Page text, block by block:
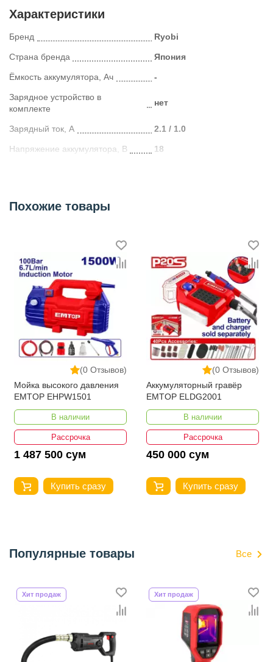
Характеристики
Бренд Ryobi
Страна бренда Япония
Ёмкость аккумулятора, Ач -
Зарядное устройство в
комплекте
нет
Зарядный ток, А 2.1 / 1.0
Напряжение аккумулятора, В 18
Похожие товары
(0 Отзывов)
Мойка высокого давления
EMTOP EHPW1501
В наличии
Рассрочка
1 487 500 сум
Купить сразу
(0 Отзывов)
Аккумуляторный гравёр
EMTOP ELDG2001
В наличии
Рассрочка
450 000 сум
Купить сразу
Популярные товары Все
Хит продаж Хит продаж